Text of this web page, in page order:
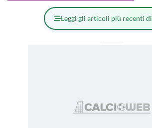
Leggi gli articoli più recenti di